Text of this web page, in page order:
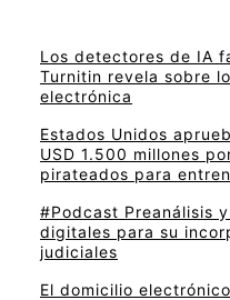
Los detectores de IA
Turnitin revela sobre
electrónica
Estados Unidos
USD 1.500 millones
pirateados para
#Podcast Preanálisis
digitales para su
judiciales
El domicilio